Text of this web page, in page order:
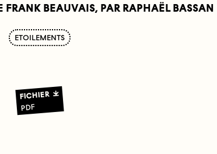
FRANK BEAUVAIS, PAR RAPHAËL BASSAN
ETOILEMENTS
FICHIER
PDF